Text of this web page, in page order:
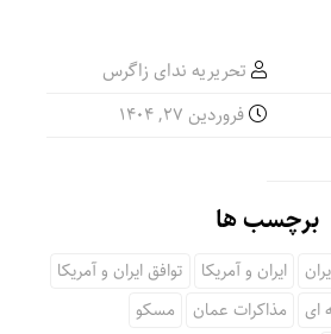
تحریریه ندای زاگرس
فروردین ۲۷, ۱۴۰۴
برچسب ها
ایران و آمریکا
توافق ایران و آمریکا
ای مذاکرات عمان
مسکو